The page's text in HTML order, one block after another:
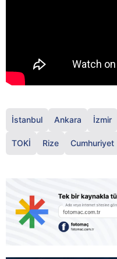
İstanbul Ankara İzmir
TOKİ Rize Cumhuriyet